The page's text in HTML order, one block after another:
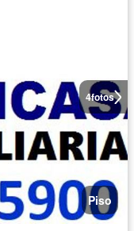
4fotos
Piso